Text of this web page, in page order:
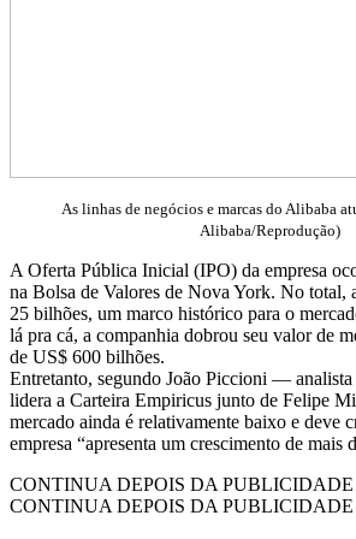
As linhas de negócios e marcas do Alibaba
Alibaba/Reprodução)
A Oferta Pública Inicial (IPO) da empresa
na Bolsa de Valores de Nova York. No total,
25 bilhões, um marco histórico para o
lá pra cá, a companhia dobrou seu valor de
de US$ 600 bilhões.
Entretanto, segundo João Piccioni —
lidera a Carteira Empiricus junto de Felipe
mercado ainda é relativamente baixo e deve
empresa “apresenta um crescimento de mais
CONTINUA DEPOIS DA PUBLICIDADE
CONTINUA DEPOIS DA PUBLICIDADE